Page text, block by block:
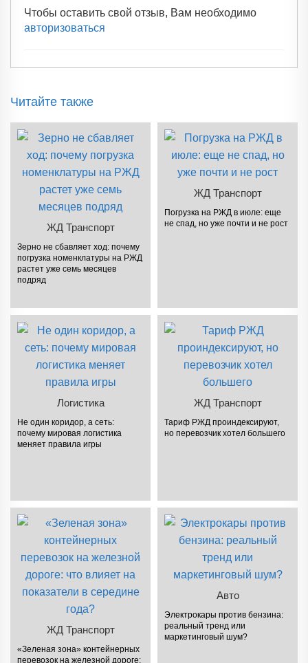
Чтобы оставить свой отзыв, Вам необходимо
авторизоваться
Читайте также
ЖД Транспорт
Зерно не сбавляет ход: почему
погрузка номенклатуры на РЖД
растет уже семь месяцев
подряд
ЖД Транспорт
Погрузка на РЖД в июле: еще
не спад, но уже почти и не рост
Логистика
Не один коридор, а сеть:
почему мировая логистика
меняет правила игры
ЖД Транспорт
Тариф РЖД проиндексируют,
но перевозчик хотел большего
ЖД Транспорт
«Зеленая зона» контейнерных
перевозок на железной дороге:
Авто
Электрокары против бензина:
реальный тренд или
маркетинговый шум?